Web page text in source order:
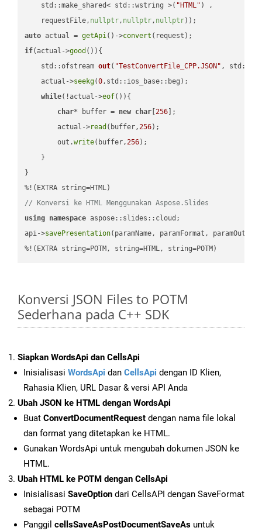
    std::make_shared< std::wstring >(
"HTML" ) ,
    requestFile,
nullptr, nullptr, nullptr))
auto actual = getApi()->convert
if(actual->good ()){
std::ofstream out( "TestConvertFile_CPP.JSON" ,
    actual->
seekg(0,std::ios_base::beg);
while(!actual->eof()){
char* buffer = new char [256 ];
        actual->
read (buffer,256);
        out.
write(buffer,256);
    }
}
// Konversi ke HTML Menggunakan Aspose.Slides
using namespace aspose::slides::cloud;
api->savePresentation(paramName, paramFormat,
%!(EXTRA string=POTM, string=HTML, string=POTM)
Konversi JSON Files to POTM
Sederhana pada C++ SDK
Siapkan WordsApi dan CellsApi
Inisialisasi WordsApi dan CellsApi dengan ID Klien,
Rahasia Klien, URL Dasar & versi API Anda
Ubah JSON ke HTML dengan WordsApi
Buat ConvertDocumentRequest dengan nama file lokal
dan format yang ditetapkan ke HTML.
Gunakan WordsApi untuk mengubah dokumen JSON ke
HTML.
Ubah HTML ke POTM dengan CellsApi
Inisialisasi SaveOption dari CellsAPI dengan SaveFormat
sebagai POTM
Panggil cellsSaveAsPostDocumentSaveAs untuk